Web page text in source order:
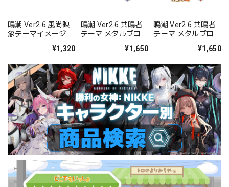
鳴潮 Ver2.6 風尚映
象テーマイメージセ
¥1,320
鳴潮 Ver2.6 共鳴者
テーマ メタルブロー
¥1,650
鳴潮 Ver2.6 共鳴者
テーマ メタルブロー
¥1,650